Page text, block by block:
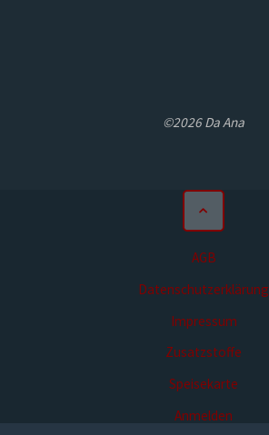
©2026 Da Ana
AGB
Datenschutzerklärung
Impressum
Zusatzstoffe
Speisekarte
Anmelden